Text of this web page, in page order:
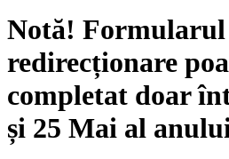
Notă! Formularul
redirecționare
completat doar
și 25 Mai al